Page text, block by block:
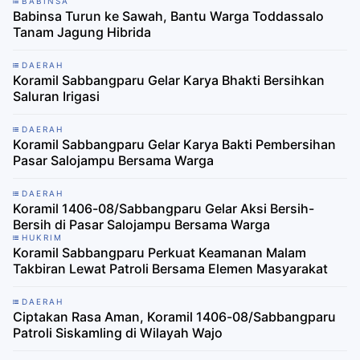
Babinsa Turun ke Sawah, Bantu Warga Toddassalo
Tanam Jagung Hibrida
DAERAH
Koramil Sabbangparu Gelar Karya Bhakti Bersihkan
Saluran Irigasi
DAERAH
Koramil Sabbangparu Gelar Karya Bakti Pembersihan
Pasar Salojampu Bersama Warga
DAERAH
Koramil 1406-08/Sabbangparu Gelar Aksi Bersih-
Bersih di Pasar Salojampu Bersama Warga
HUKRIM
Koramil Sabbangparu Perkuat Keamanan Malam
Takbiran Lewat Patroli Bersama Elemen Masyarakat
DAERAH
Ciptakan Rasa Aman, Koramil 1406-08/Sabbangparu
Patroli Siskamling di Wilayah Wajo